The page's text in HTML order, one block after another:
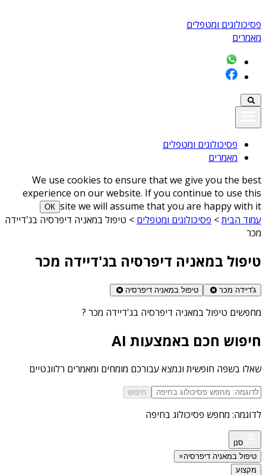
פסיכולוגים ומטפלים
מאמרים
פסיכולוגים ומטפלים
מאמרים
We use cookies to ensure that we give you the best
experience on our website. If you continue to use this
site we will assume that you are happy with it
ОК
עמוד הבית> פסיכולוגים ומטפלים > טיפול במאניה דיפרסיה בג'דיידה
מכר
טיפול במאניה דיפרסיה בג'דיידה מכר
ג'דיידה מכר טיפול במאניה דיפרסיה
מחפשים טיפול במאניה דיפרסיה בג'דיידה מכר ?
חיפוש חכם באמצעות AI
שאלו בשפה חופשית ונמצא עבורכם מומחים ומאמרים רלוונטיים
חיפוש
לדוגמה: מחפש פסיכולוג בחיפה
סנן
טיפול במאניה דיפרסיה×
מקצוע